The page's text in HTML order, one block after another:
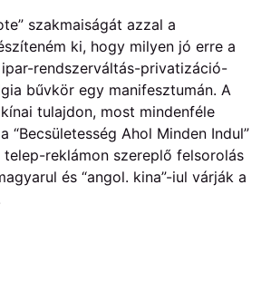
szakmaiságát azzal a
ki, hogy milyen jó erre a
rendszerváltás-privatizáció-
bűvkör egy manifesztumán. A
tulajdon, most mindenféle
“Becsületesség Ahol Minden Indul”
reklámon szereplő felsorolás
és “angol. kina”-iul várják a